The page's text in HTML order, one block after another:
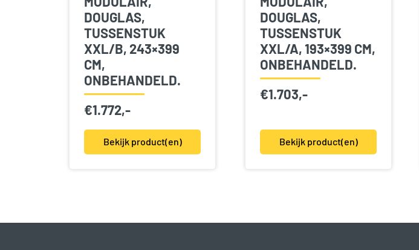
DOUGLAS,
TUSSENSTUK
XXL/B, 243×399
CM,
ONBEHANDELD.
€1.772,-
Bekijk product(en)
DOUGLAS,
TUSSENSTUK
XXL/A, 193×399 CM,
ONBEHANDELD.
€1.703,-
Bekijk product(en)